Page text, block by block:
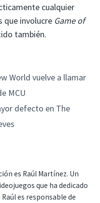
cualquier
que involucre Game of
también.
World vuelve a llamar
MCU
defecto en The
es Raúl Martínez. Un
que ha dedicado
es responsable de